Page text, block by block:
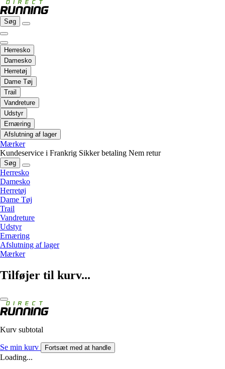
Søg
Herresko
Damesko
Herretøj
Dame Tøj
Trail
Vandreture
Udstyr
Ernæring
Afslutning af lager
Mærker
Kundeservice i Frankrig Sikker betaling Nem retur
Søg
Herresko
Damesko
Herretøj
Dame Tøj
Trail
Vandreture
Udstyr
Ernæring
Afslutning af lager
Mærker
Tilføjer til kurv...
Kurv subtotal
Se min kurv Fortsæt med at handle
Loading...